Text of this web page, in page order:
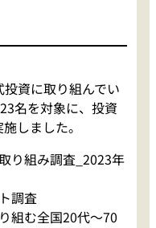
資に取り組んでい
名を対象に、投資
しました。
り組み調査_2023年
調査
組む全国20代～70